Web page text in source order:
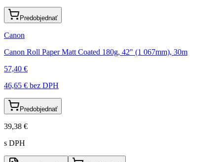
Predobjednať
Canon
Canon Roll Paper Matt Coated 180g, 42" (1 067mm), 30m
57,40 €
46,65 € bez DPH
Predobjednať
39,38 €
s DPH